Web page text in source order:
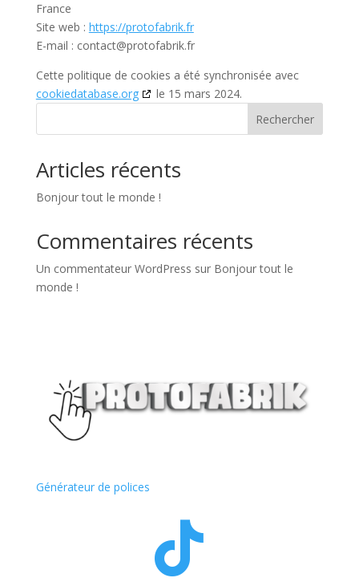
France
Site web : https://protofabrik.fr
E-mail : contact@protofabrik.fr
Cette politique de cookies a été synchronisée avec
cookiedatabase.org
le 15 mars 2024.
Rechercher
Articles récents
Bonjour tout le monde !
Commentaires récents
Un commentateur WordPress sur Bonjour tout le
monde !
Générateur de polices
